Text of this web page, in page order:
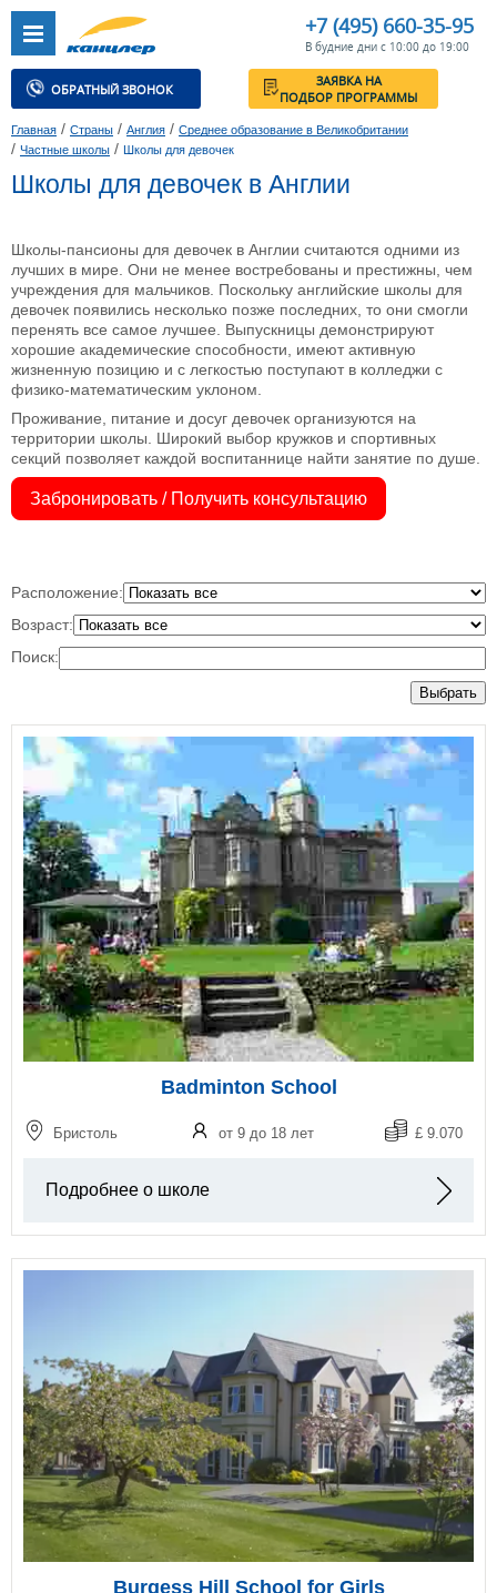
+7 (495) 660-35-95
В будние дни с 10:00 до 19:00
ОБРАТНЫЙ ЗВОНОК
ЗАЯВКА НА
ПОДБОР ПРОГРАММЫ
Главная / Страны / Англия / Среднее образование в Великобритании
/ Частные школы / Школы для девочек
Школы для девочек в Англии
Школы-пансионы для девочек в Англии считаются одними из
лучших в мире. Они не менее востребованы и престижны, чем
учреждения для мальчиков. Поскольку английские школы для
девочек появились несколько позже последних, то они смогли
перенять все самое лучшее. Выпускницы демонстрируют
хорошие академические способности, имеют активную
жизненную позицию и с легкостью поступают в колледжи с
физико-математическим уклоном.
Проживание, питание и досуг девочек организуются на
территории школы. Широкий выбор кружков и спортивных
секций позволяет каждой воспитаннице найти занятие по душе.
Забронировать / Получить консультацию
Расположение:
Возраст:
Поиск:
Выбрать
Badminton School
Бристоль от 9 до 18 лет £ 9.070
Подробнее о школе
Burgess Hill School for Girls